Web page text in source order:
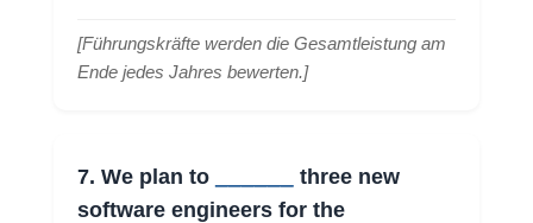
[Führungskräfte werden die Gesamtleistung am
Ende jedes Jahres bewerten.]
7. We plan to
three new
software engineers for the